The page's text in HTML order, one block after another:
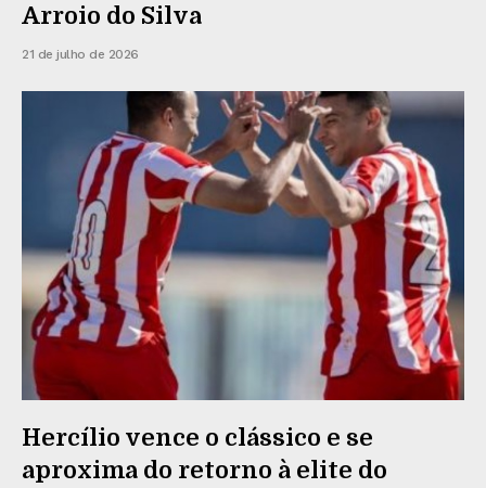
Arroio do Silva
21 de julho de 2026
Hercílio vence o clássico e se
aproxima do retorno à elite do